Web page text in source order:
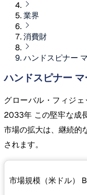
業界
消費財
ハンドスピナー
ハンドスピナー
グローバル・フィジ
2033年 この堅牢な成
市場の拡大は、継続的
されます。
市場規模（米ドル）